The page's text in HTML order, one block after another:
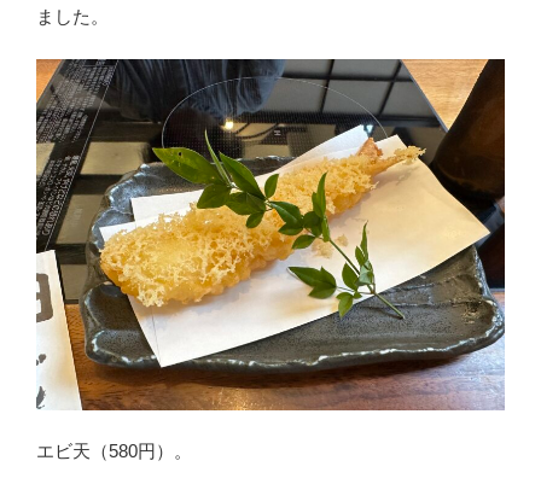
ました。
エビ天（580円）。